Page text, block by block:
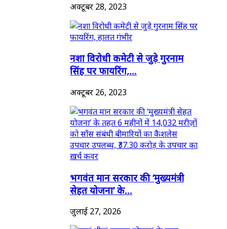
अक्टूबर 28, 2023
नशा विरोधी कमेटी से जुड़े गुरनाम
सिंह पर फायरिंग,...
अक्टूबर 26, 2023
भगवंत मान सरकार की ‘मुख्यमंत्री
सेहत योजना’ के...
जुलाई 27, 2026